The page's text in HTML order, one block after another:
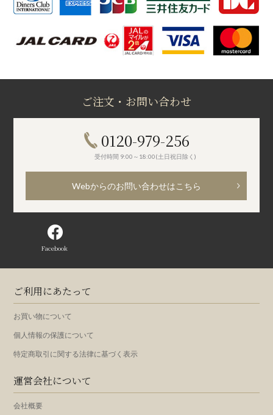
ご注文・お問い合わせ
0120-979-256
受付時間 9:00～18:00(土日祝日除く)
Webからのお問い合わせはこちら
Facebook
ご利用にあたって
お買い物について
個人情報の保護について
特定商取引に関する法律に基づく表示
運営会社について
会社概要